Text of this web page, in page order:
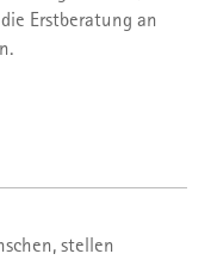
Erstberatung an
stellen